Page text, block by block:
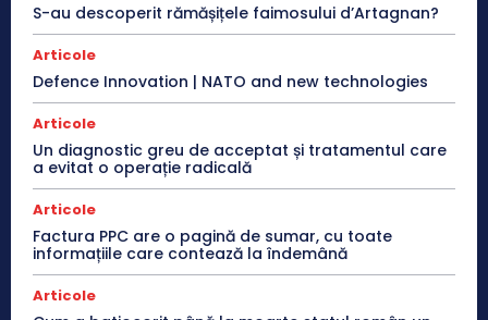
S-au descoperit rămășițele faimosului d’Artagnan?
Articole
Defence Innovation | NATO and new technologies
Articole
Un diagnostic greu de acceptat și tratamentul care
a evitat o operație radicală
Articole
Factura PPC are o pagină de sumar, cu toate
informațiile care contează la îndemână
Articole